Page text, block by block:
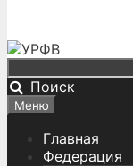
Поиск
Меню
Главная
Федерация